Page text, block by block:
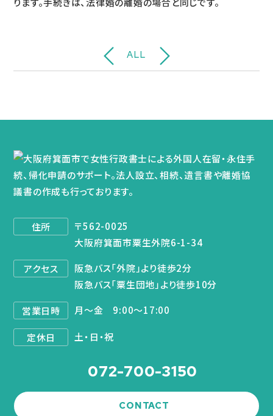
ALL
住所
〒562-0025
大阪府箕面市粟生外院6-1-34
アクセス
阪急バス「外院」より徒歩2分
阪急バス「粟生団地」より徒歩10分
営業日時 月～金 9:00～17:00
定休日 土・日・祝
072-700-3150
CONTACT